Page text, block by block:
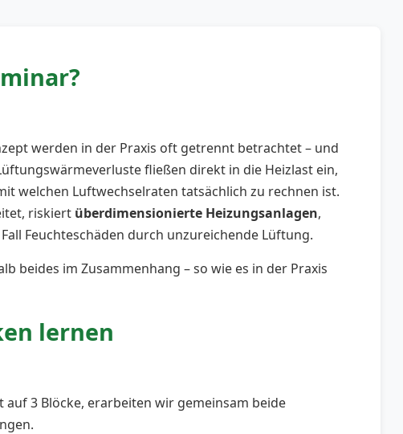
werden in der Praxis oft getrennt betrachtet – und
fließen direkt in die Heizlast ein,
welchen Luftwechselraten tatsächlich zu rechnen ist.
riskiert überdimensionierte Heizungsanlagen,
Feuchteschäden durch unzureichende Lüftung.
beides im Zusammenhang – so wie es in der Praxis
lernen
auf 3 Blöcke, erarbeiten wir gemeinsam beide